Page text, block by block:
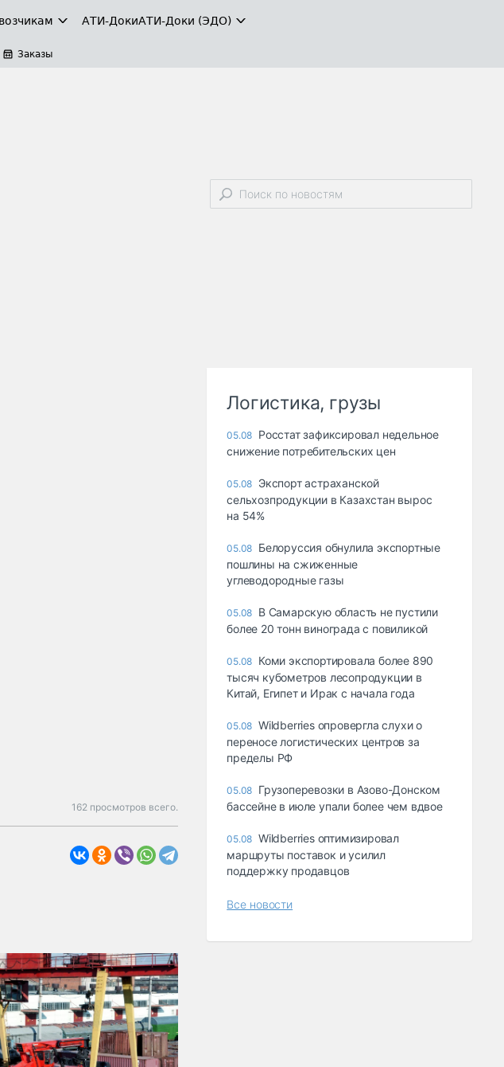
АТИ-ДокиАТИ-Доки (ЭДО)
Заказы
162 просмотров всего.
Логистика, грузы
05.08 Росстат зафиксировал недельное
снижение потребительских цен
05.08 Экспорт астраханской
сельхозпродукции в Казахстан вырос
на 54%
05.08 Белоруссия обнулила экспортные
пошлины на сжиженные
углеводородные газы
05.08 В Самарскую область не пустили
более 20 тонн винограда с повиликой
05.08 Коми экспортировала более 890
тысяч кубометров лесопродукции в
Китай, Египет и Ирак с начала года
05.08 Wildberries опровергла слухи о
переносе логистических центров за
пределы РФ
05.08 Грузоперевозки в Азово-Донском
бассейне в июле упали более чем вдвое
05.08 Wildberries оптимизировал
маршруты поставок и усилил
поддержку продавцов
Все новости